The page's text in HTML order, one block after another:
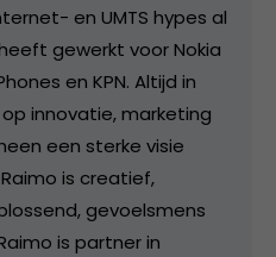
en UMTS hypes al
gewerkt voor Nokia
en KPN. Altijd in
innovatie, marketing
een sterke visie
is creatief,
gevoelsmens
is partner in